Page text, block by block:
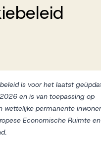
is voor het laatst
en is van toepassing op
wettelijke permanente
Economische Ruimte en